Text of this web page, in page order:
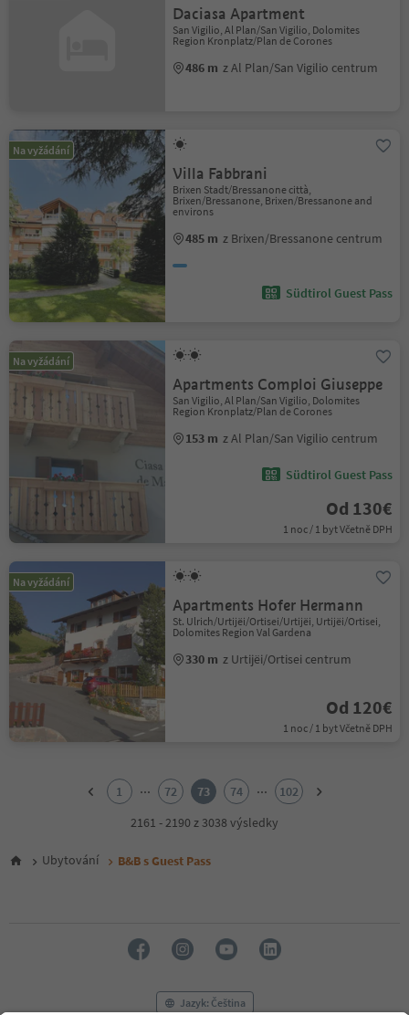
Daciasa Apartment
San Vigilio, Al Plan/San Vigilio, Dolomites
Region Kronplatz/Plan de Corones
486 m z Al Plan/San Vigilio centrum
Na vyžádání
Villa Fabbrani
Brixen Stadt/Bressanone città,
Brixen/Bressanone, Brixen/Bressanone and
environs
485 m z Brixen/Bressanone centrum
Südtirol Guest Pass
Na vyžádání
Apartments Comploi Giuseppe
San Vigilio, Al Plan/San Vigilio, Dolomites
Region Kronplatz/Plan de Corones
153 m z Al Plan/San Vigilio centrum
Südtirol Guest Pass
Od 130€
1 noc / 1 byt Včetně DPH
Na vyžádání
Apartments Hofer Hermann
St. Ulrich/Urtijëi/Ortisei/Urtijëi, Urtijëi/Ortisei,
Dolomites Region Val Gardena
330 m z Urtijëi/Ortisei centrum
Od 120€
1 noc / 1 byt Včetně DPH
6
1 ... 72 73 74 ...
102
2161 - 2190 z 3038 výsledky
Ubytování B&B s Guest Pass
Jazyk: Čeština